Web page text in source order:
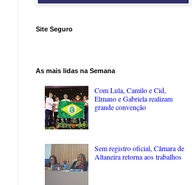
Site Seguro
As mais lidas na Semana
Com Lula, Camilo e Cid,
Elmano e Gabriela realizam
grande convenção
Sem registro oficial, Câmara de
Altaneira retorna aos trabalhos